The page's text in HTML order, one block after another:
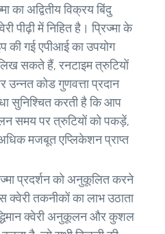
का अद्वितीय विक्रय बिंदु
पीढ़ी में निहित है। प्रिज्मा के
की गई एपीआई का उपयोग
सकते हैं, रनटाइम त्रुटियों
कोड गुणवत्ता प्रदान
सुनिश्चित करती है कि आप
समय पर त्रुटियों को पकड़ें,
मजबूत एप्लिकेशन प्राप्त
प्रदर्शन को अनुकूलित करने
तकनीकों का लाभ उठाता
क्वेरी अनुकूलन और कुशल